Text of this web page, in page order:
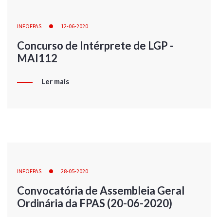
INFOFPAS 12-06-2020
Concurso de Intérprete de LGP -
MAI112
Ler mais
INFOFPAS 28-05-2020
Convocatória de Assembleia Geral
Ordinária da FPAS (20-06-2020)